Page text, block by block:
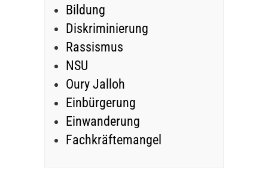
Bildung
Diskriminierung
Rassismus
NSU
Oury Jalloh
Einbürgerung
Einwanderung
Fachkräftemangel